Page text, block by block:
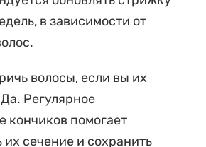
волосы, если вы их
Регулярное
кончиков помогает